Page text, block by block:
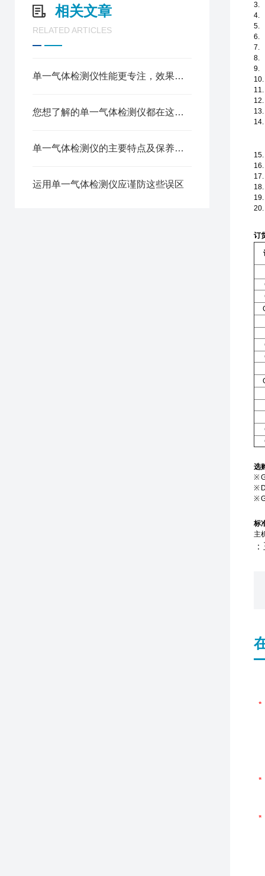
相关文章
RELATED ARTICLES
单一气体检测仪性能更专注，效果更好
您想了解的单一气体检测仪都在这里了
单一气体检测仪的主要特点及保养维护技巧分析
运用单一气体检测仪应谨防这些误区
3.
4.
5.
6.
7.
8.
9.
10.
11.
12.
13.
14.
15.
16.
17.
18.
19.
20.
订
选
※
※
※
标
主